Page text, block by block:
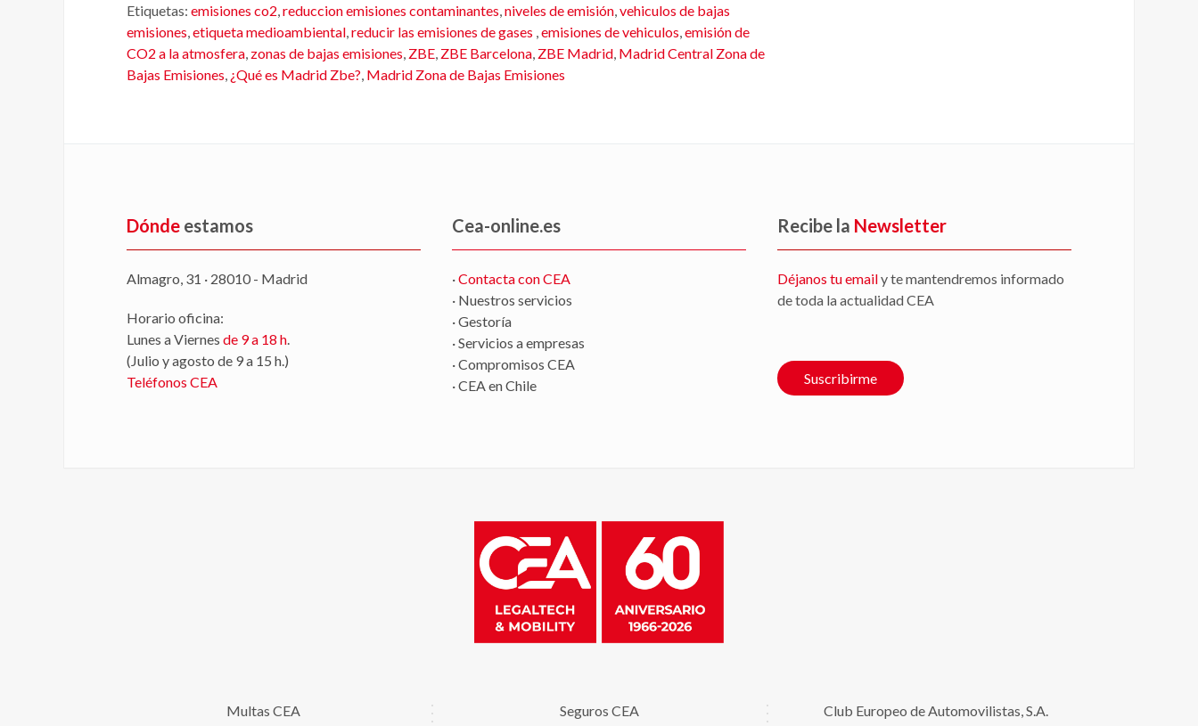
Etiquetas: emisiones co2,reduccion emisiones contaminantes,niveles de emisión,vehiculos de bajas
emisiones,etiqueta medioambiental,reducir las emisiones de gases ,emisiones de vehiculos,emisión de
CO2 a la atmosfera, zonas de bajas emisiones, ZBE, ZBE Barcelona, ZBE Madrid, Madrid Central Zona de
Bajas Emisiones, ¿Qué es Madrid Zbe?, Madrid Zona de Bajas Emisiones
Dónde estamos
Almagro, 31 · 28010 - Madrid
Horario oficina:
Lunes a Viernes de 9 a 18 h.
(Julio y agosto de 9 a 15 h.)
Teléfonos CEA
Cea-online.es
·Contacta con CEA
· Nuestros servicios
· Gestoría
· Servicios a empresas
· Compromisos CEA
· CEA en Chile
Recibe la Newsletter
Déjanos tu emaily te mantendremos informado
de toda la actualidad CEA
Suscribirme
Multas CEA
Seguros CEA
Club Europeo de Automovilistas, S.A.